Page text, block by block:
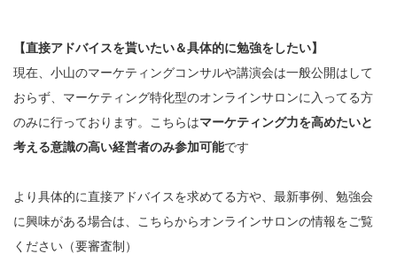
【直接アドバイスを貰いたい＆具体的に勉強をしたい】
現在、小山のマーケティングコンサルや講演会は一般公開はして
おらず、マーケティング特化型のオンラインサロンに入ってる方
のみに行っております。こちらはマーケティング力を高めたいと
考える意識の高い経営者のみ参加可能です
より具体的に直接アドバイスを求めてる方や、最新事例、勉強会
に興味がある場合は、こちらからオンラインサロンの情報をご覧
ください（要審査制）